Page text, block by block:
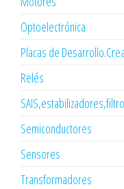
Optoelectrónica
Placas de
Relés
Semiconductores
Sensores
Transformadores